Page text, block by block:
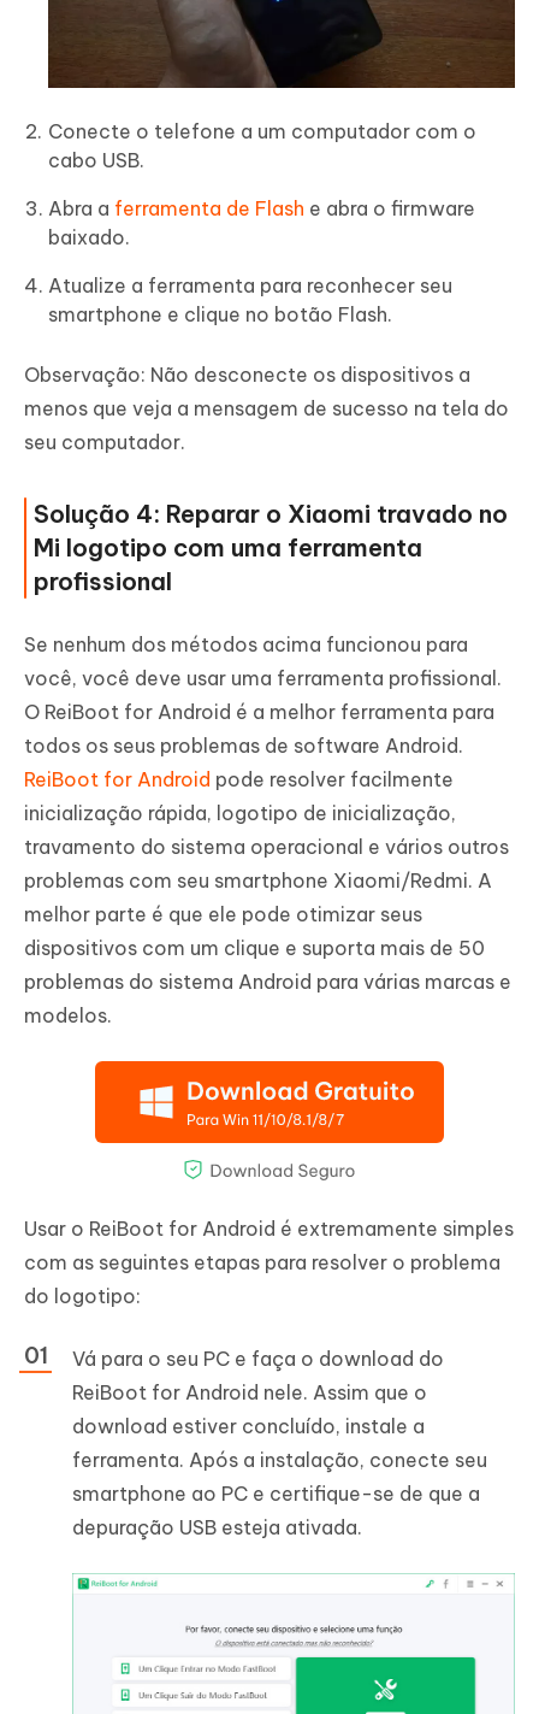
Conecte o telefone a um computador com o
cabo USB.
Abra a ferramenta de Flash e abra o firmware
baixado.
Atualize a ferramenta para reconhecer seu
smartphone e clique no botão Flash.
Observação: Não desconecte os dispositivos a
menos que veja a mensagem de sucesso na tela do
seu computador.
Solução 4: Reparar o Xiaomi travado no
Mi logotipo com uma ferramenta
profissional
Se nenhum dos métodos acima funcionou para
você, você deve usar uma ferramenta profissional.
O ReiBoot for Android é a melhor ferramenta para
todos os seus problemas de software Android.
ReiBoot for Android pode resolver facilmente
inicialização rápida, logotipo de inicialização,
travamento do sistema operacional e vários outros
problemas com seu smartphone Xiaomi/Redmi. A
melhor parte é que ele pode otimizar seus
dispositivos com um clique e suporta mais de 50
problemas do sistema Android para várias marcas e
modelos.
Usar o ReiBoot for Android é extremamente simples
com as seguintes etapas para resolver o problema
do logotipo:
Vá para o seu PC e faça o download do
ReiBoot for Android nele. Assim que o
download estiver concluído, instale a
ferramenta. Após a instalação, conecte seu
smartphone ao PC e certifique-se de que a
depuração USB esteja ativada.